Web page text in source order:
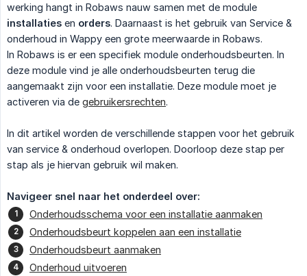
werking hangt in Robaws nauw samen met de module
installaties en orders. Daarnaast is het gebruik van Service &
onderhoud in Wappy een grote meerwaarde in Robaws.
In Robaws is er een specifiek module onderhoudsbeurten. In
deze module vind je alle onderhoudsbeurten terug die
aangemaakt zijn voor een installatie. Deze module moet je
activeren via de gebruikersrechten.
In dit artikel worden de verschillende stappen voor het gebruik
van service & onderhoud overlopen. Doorloop deze stap per
stap als je hiervan gebruik wil maken.
Navigeer snel naar het onderdeel over:
Onderhoudsschema voor een installatie aanmaken
Onderhoudsbeurt koppelen aan een installatie
Onderhoudsbeurt aanmaken
Onderhoud uitvoeren